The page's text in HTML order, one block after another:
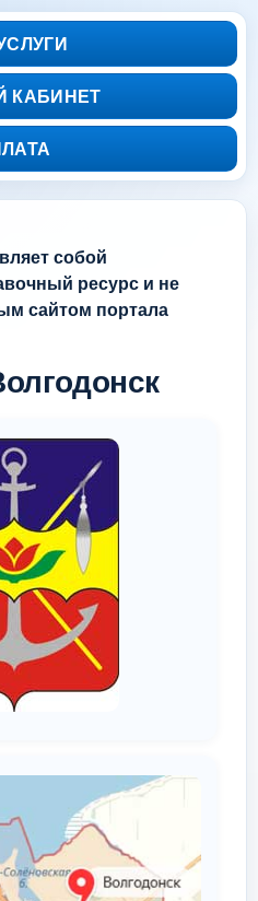
КАБИНЕТ
собой
ресурс и не
сайтом портала